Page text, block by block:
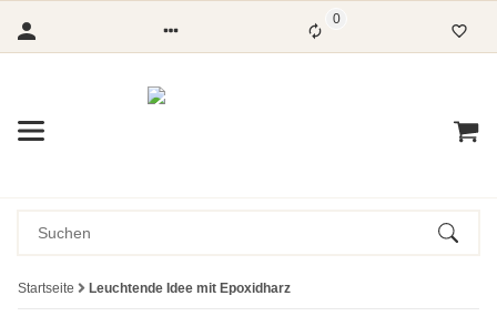
0
Startseite Leuchtende Idee mit Epoxidharz